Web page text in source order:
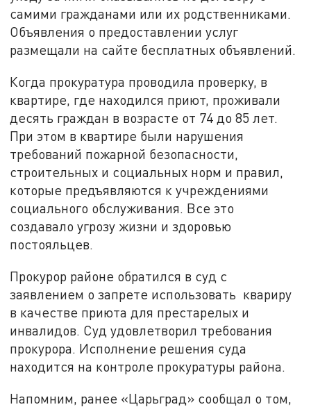
самими гражданами или их родственниками.
Объявления о предоставлении услуг
размещали на сайте бесплатных объявлений.
Когда прокуратура проводила проверку, в
квартире, где находился приют, проживали
десять граждан в возрасте от 74 до 85 лет.
При этом в квартире были нарушения
требований пожарной безопасности,
строительных и социальных норм и правил,
которые предъявляются к учреждениями
социального обслуживания. Все это
создавало угрозу жизни и здоровью
постояльцев.
Прокурор районе обратился в суд с
заявлением о запрете использовать квариру
в качестве приюта для престарелых и
инвалидов. Суд удовлетворил требования
прокурора. Исполнение решения суда
находится на контроле прокуратуры района.
Напомним, ранее «Царьград» сообщал о том,